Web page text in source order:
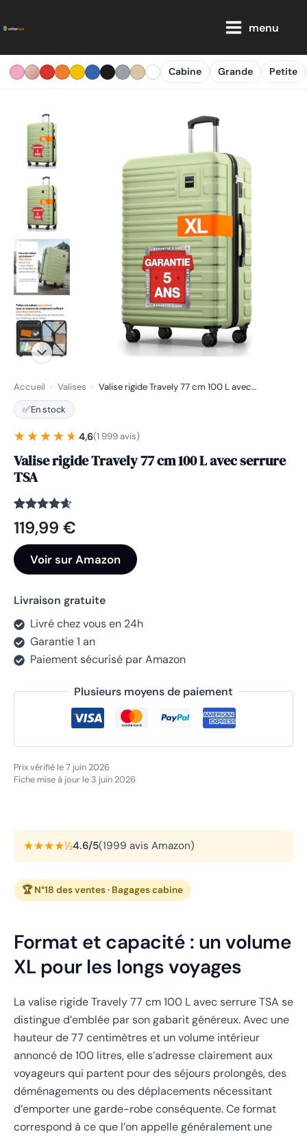
au
menu
Cabine Grande Petite
Accueil › Valises › Valise rigide Travely 77 cm 100 L avec…
✅En stock
★★★★★
★★★★★ 4,6(1 999 avis)
Valise rigide Travely 77 cm 100 L avec serrure
TSA
Noté
4.6
sur 5
1999
notations
client
119,99 €
Voir sur Amazon
Livraison gratuite
Livré chez vous en 24h
Garantie 1 an
Paiement sécurisé par Amazon
Plusieurs moyens de paiement
Prix vérifié le 7 juin 2026
Fiche mise à jour le 3 juin 2026
★★★★½4.6/5(1999 avis Amazon)
🏆 N°18 des ventes · Bagages cabine
Format et capacité : un volume
XL pour les longs voyages
La valise rigide Travely 77 cm 100 L avec serrure TSA se
distingue d’emblée par son gabarit généreux. Avec une
hauteur de 77 centimètres et un volume intérieur
annoncé de 100 litres, elle s’adresse clairement aux
voyageurs qui partent pour des séjours prolongés, des
déménagements ou des déplacements nécessitant
d’emporter une garde-robe conséquente. Ce format
correspond à ce que l’on appelle généralement une